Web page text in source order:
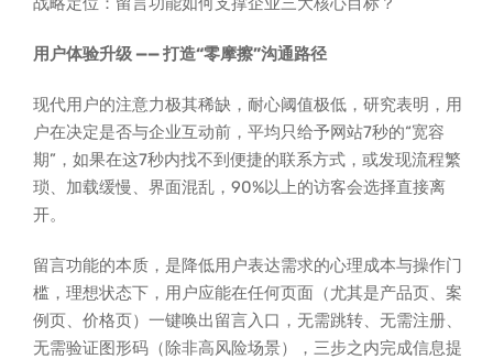
用户体验升级 —— 打造“零摩擦”沟通路径
现代用户的注意力极其稀缺，耐心阈值极低，研究表明，用
户在决定是否与企业互动前，平均只给予网站7秒的“宽容
期”，如果在这7秒内找不到便捷的联系方式，或发现流程繁
琐、加载缓慢、界面混乱，90%以上的访客会选择直接离
开。
留言功能的本质，是降低用户表达需求的心理成本与操作门
槛，理想状态下，用户应能在任何页面（尤其是产品页、案
例页、价格页）一键唤出留言入口，无需跳转、无需注册、
无需验证图形码（除非高风险场景），三步之内完成信息提